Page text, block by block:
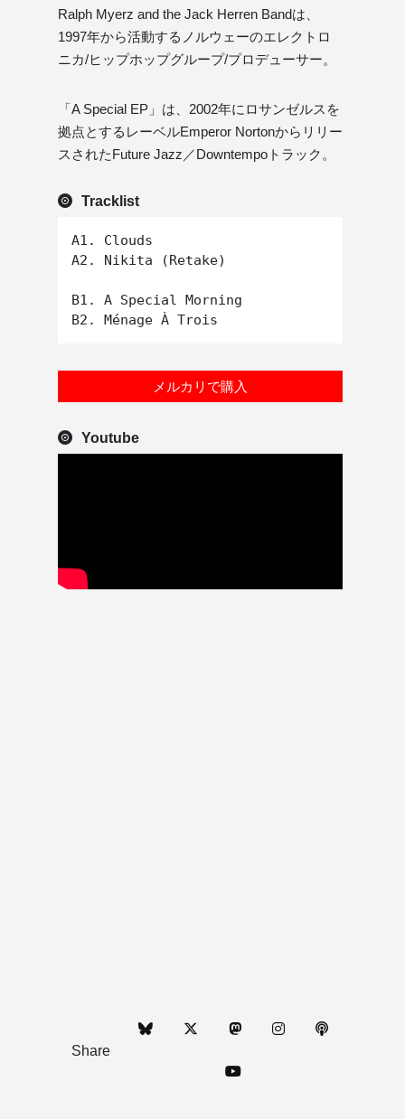
Ralph Myerz and the Jack Herren Bandは、
1997年から活動するノルウェーのエレクトロ
ニカ/ヒップホップグループ/プロデューサー。
「A Special EP」は、2002年にロサンゼルスを
拠点とするレーベルEmperor Nortonからリリー
スされたFuture Jazz／Downtempoトラック。
Tracklist
A1. Clouds
A2. Nikita (Retake)
B1. A Special Morning
メルカリで購入
Youtube
Share